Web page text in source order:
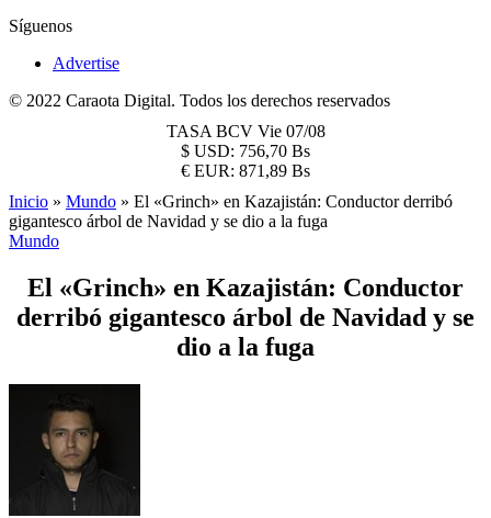
Síguenos
Advertise
© 2022 Caraota Digital. Todos los derechos reservados
TASA BCV Vie 07/08
$ USD: 756,70 Bs
€ EUR: 871,89 Bs
Inicio » Mundo » El «Grinch» en Kazajistán: Conductor derribó
gigantesco árbol de Navidad y se dio a la fuga
Mundo
El «Grinch» en Kazajistán: Conductor
derribó gigantesco árbol de Navidad y se
dio a la fuga